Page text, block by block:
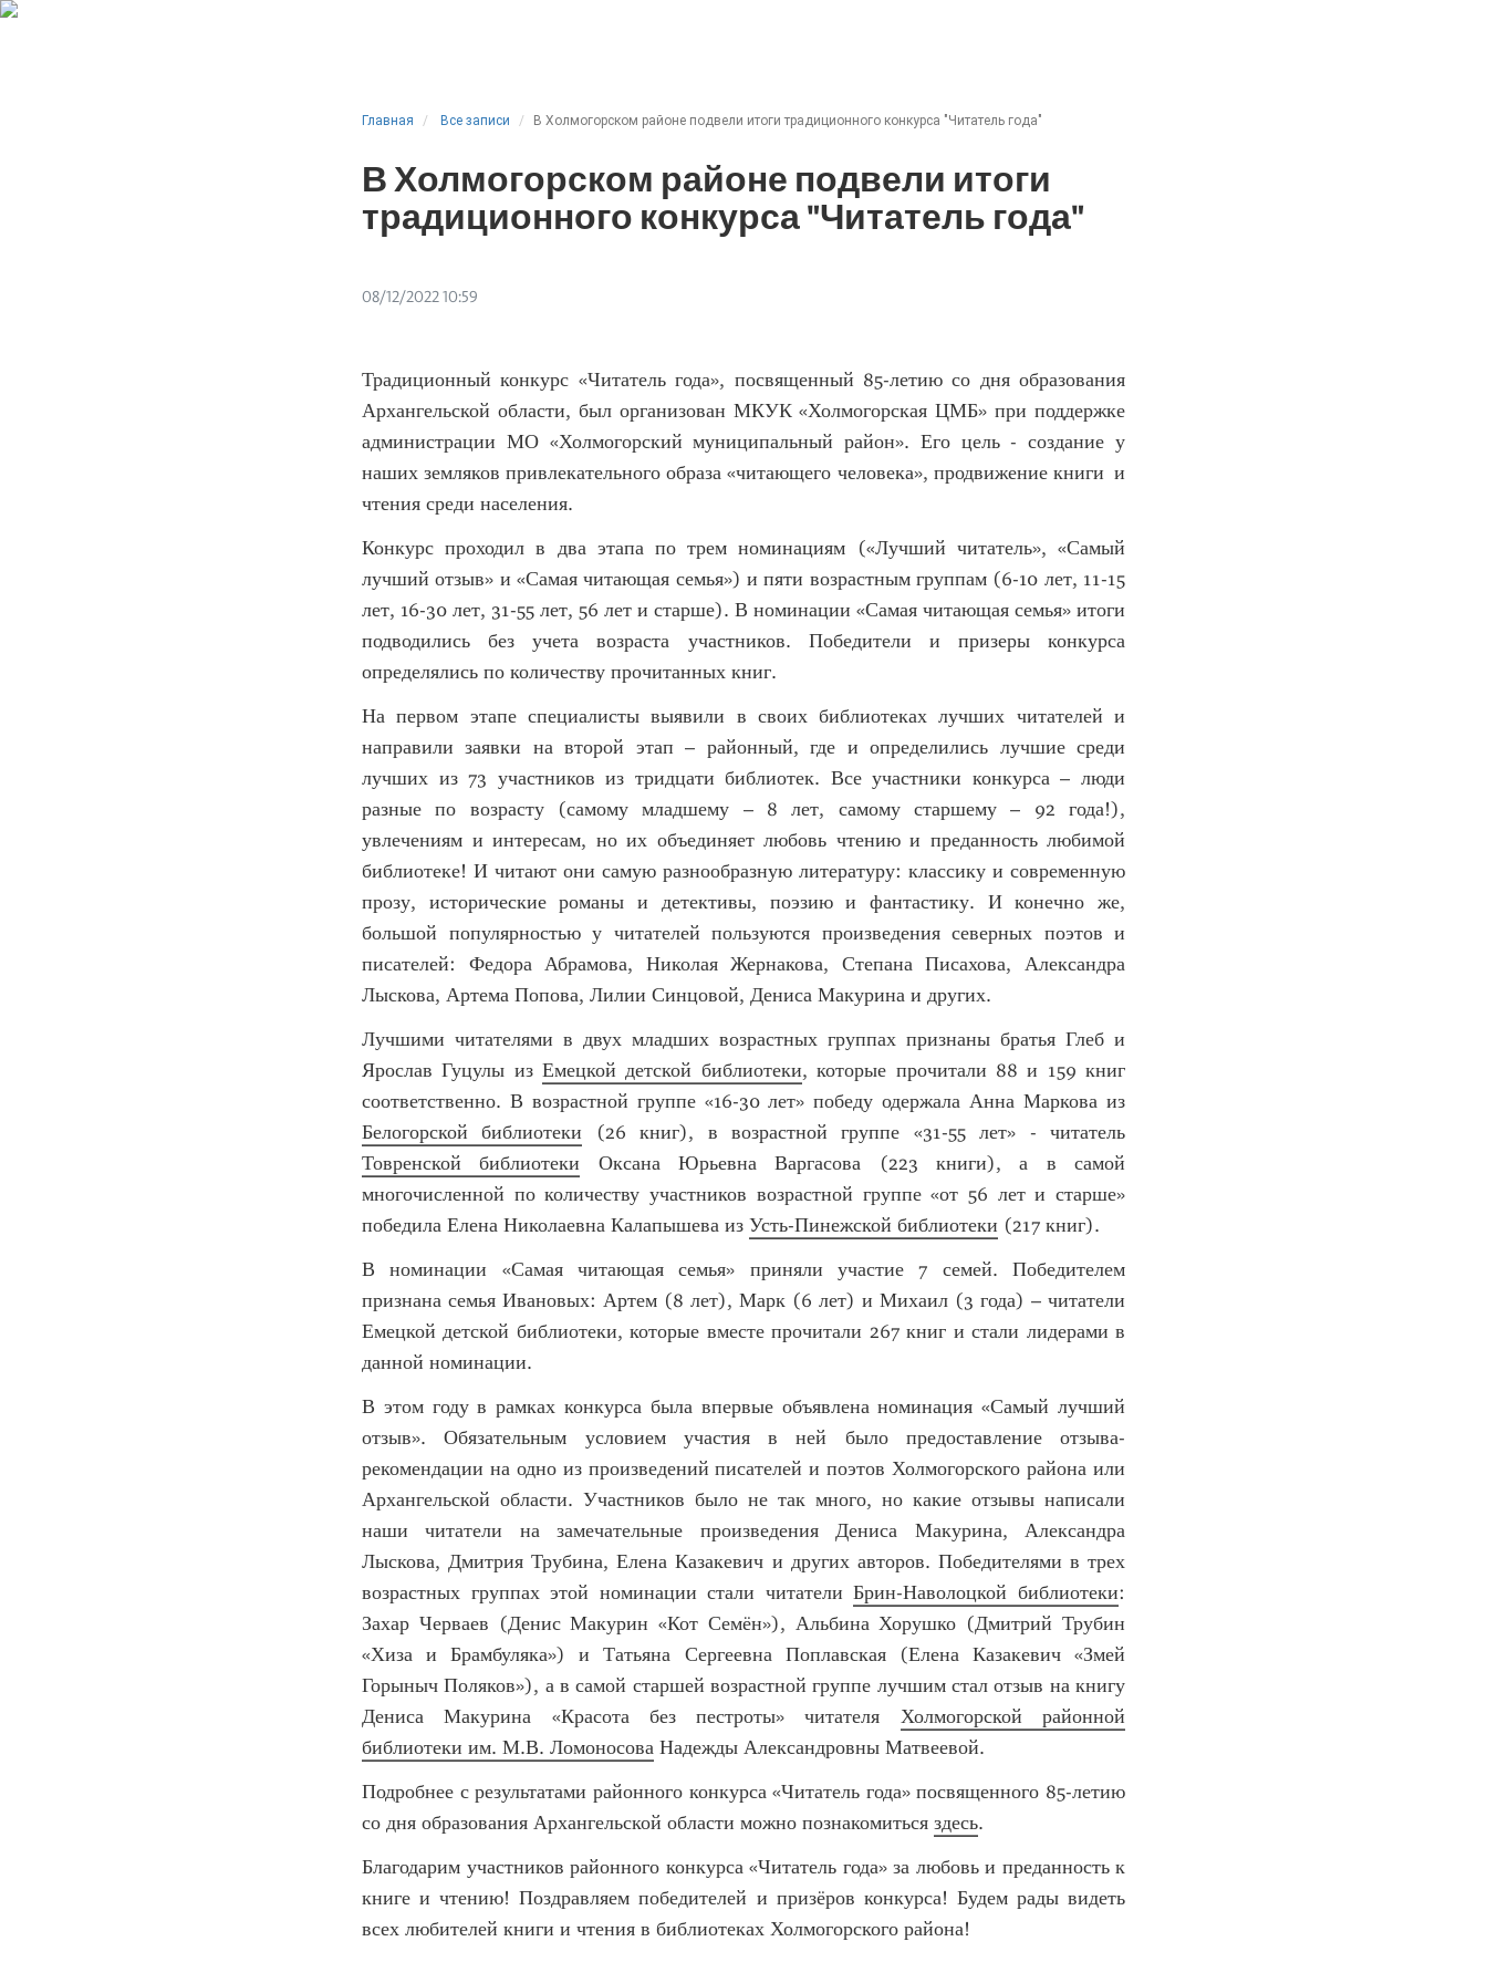
Главная Все записи В Холмогорском районе подвели итоги традиционного конкурса "Читатель года"
В Холмогорском районе подвели итоги
традиционного конкурса "Читатель года"
08/12/2022 10:59
Традиционный конкурс «Читатель года», посвященный 85-летию со дня образования
Архангельской области, был организован МКУК «Холмогорская ЦМБ» при поддержке
администрации МО «Холмогорский муниципальный район». Его цель - создание у
наших земляков привлекательного образа «читающего человека», продвижение книги и
чтения среди населения.
Конкурс проходил в два этапа по трем номинациям («Лучший читатель», «Самый
лучший отзыв» и «Самая читающая семья») и пяти возрастным группам (6-10 лет, 11-15
лет, 16-30 лет, 31-55 лет, 56 лет и старше). В номинации «Самая читающая семья» итоги
подводились без учета возраста участников. Победители и призеры конкурса
определялись по количеству прочитанных книг.
На первом этапе специалисты выявили в своих библиотеках лучших читателей и
направили заявки на второй этап – районный, где и определились лучшие среди
лучших из 73 участников из тридцати библиотек. Все участники конкурса – люди
разные по возрасту (самому младшему – 8 лет, самому старшему – 92 года!),
увлечениям и интересам, но их объединяет любовь чтению и преданность любимой
библиотеке! И читают они самую разнообразную литературу: классику и современную
прозу, исторические романы и детективы, поэзию и фантастику. И конечно же,
большой популярностью у читателей пользуются произведения северных поэтов и
писателей: Федора Абрамова, Николая Жернакова, Степана Писахова, Александра
Лыскова, Артема Попова, Лилии Синцовой, Дениса Макурина и других.
Лучшими читателями в двух младших возрастных группах признаны братья Глеб и
Ярослав Гуцулы изЕмецкой детской библиотеки, которые прочитали 88 и 159 книг
соответственно. В возрастной группе «16-30 лет» победу одержала Анна Маркова из
Белогорской библиотеки (26 книг), в возрастной группе «31-55 лет» - читатель
Товренской библиотеки Оксана Юрьевна Варгасова (223 книги), а в самой
многочисленной по количеству участников возрастной группе «от 56 лет и старше»
победила Елена Николаевна Калапышева из Усть-Пинежской библиотеки (217 книг).
В номинации «Самая читающая семья» приняли участие 7 семей. Победителем
признана семья Ивановых: Артем (8 лет), Марк (6 лет) и Михаил (3 года) – читатели
Емецкой детской библиотеки, которые вместе прочитали 267 книг и стали лидерами в
данной номинации.
В этом году в рамках конкурса была впервые объявлена номинация «Самый лучший
отзыв». Обязательным условием участия в ней было предоставление отзыва-
рекомендации на одно из произведений писателей и поэтов Холмогорского района или
Архангельской области. Участников было не так много, но какие отзывы написали
наши читатели на замечательные произведения Дениса Макурина, Александра
Лыскова, Дмитрия Трубина, Елена Казакевич и других авторов. Победителями в трех
возрастных группах этой номинации стали читателиБрин-Наволоцкой библиотеки:
Захар Черваев (Денис Макурин «Кот Семён»), Альбина Хорушко (Дмитрий Трубин
«Хиза и Брамбуляка») и Татьяна Сергеевна Поплавская (Елена Казакевич «Змей
Горыныч Поляков»), а в самой старшей возрастной группе лучшим стал отзыв на книгу
Дениса Макурина «Красота без пестроты» читателя Холмогорской районной
библиотеки им. М.В. Ломоносова Надежды Александровны Матвеевой.
Подробнее с результатами районного конкурса «Читатель года» посвященного 85-летию
со дня образования Архангельской области можно познакомиться здесь.
Благодарим участников районного конкурса «Читатель года» за любовь и преданность к
книге и чтению! Поздравляем победителей и призёров конкурса! Будем рады видеть
всех любителей книги и чтения в библиотеках Холмогорского района!